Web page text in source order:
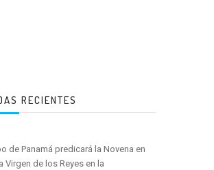
RECIENTES
de Panamá predicará la Novena en
Virgen de los Reyes en la